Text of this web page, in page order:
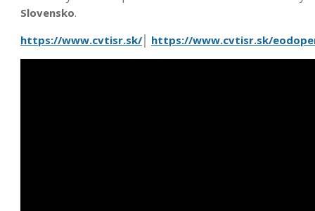
Slovensko.
https://www.cvtisr.sk/
https://www.cvtisr.sk/